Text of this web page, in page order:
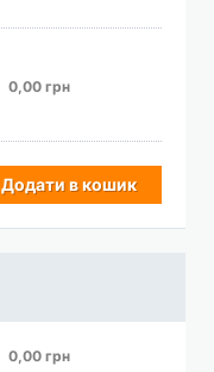
0,00 грн
Додати в кошик
0,00 грн